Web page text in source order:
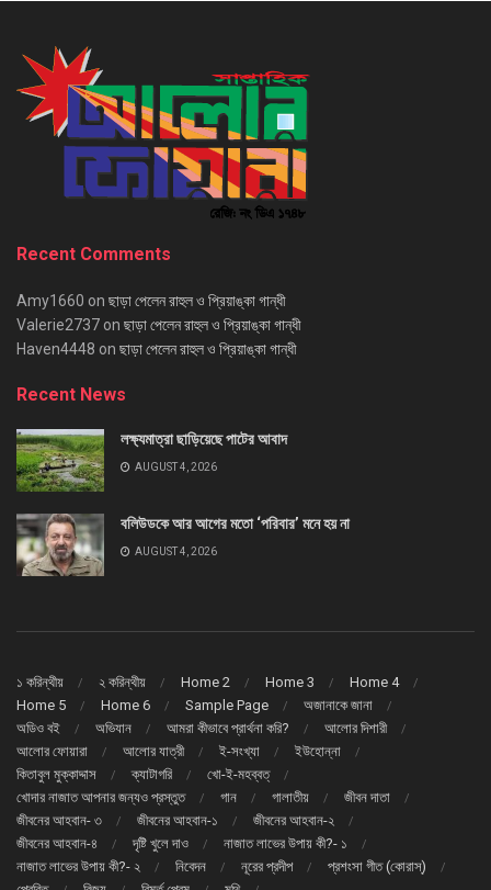
Recent Comments
Amy1660 on ছাড়া পেলেন রাহুল ও প্রিয়াঙ্কা গান্ধী
Valerie2737 on ছাড়া পেলেন রাহুল ও প্রিয়াঙ্কা গান্ধী
Haven4448 on ছাড়া পেলেন রাহুল ও প্রিয়াঙ্কা গান্ধী
Recent News
লক্ষ্যমাত্রা ছাড়িয়েছে পাটের আবাদ
AUGUST 4, 2026
বলিউডকে আর আগের মতো ‘পরিবার’ মনে হয় না
AUGUST 4, 2026
১ করিন্থীয় ২ করিন্থীয় Home 2 Home 3
Home 4
Home 5
Home 6 Sample Page
অজানাকে জানা
অডিও বই
অভিযান আমরা কীভাবে প্রার্থনা করি?
আলোর দিশারী
আলোর ফোয়ারা
আলোর যাত্রী ই-সংখ্যা
ইউহোন্না
কিতাবুল মুক্কাদ্দাস
ক্যাটাগরি
খো-ই-মহব্বত্
খোদার নাজাত আপনার জন্যও প্রস্তুত
গান গালাতীয়
জীবন দাতা
জীবনের আহবান- ৩
জীবনের আহবান-১
জীবনের আহবান-২
জীবনের আহবান-৪
দৃষ্টি খুলে দাও
নাজাত লাভের উপায় কী?- ১
নাজাত লাভের উপায় কী?- ২
নিবেদন নূরের প্রদীপ
প্রশংসা গীত (কোরাস্)